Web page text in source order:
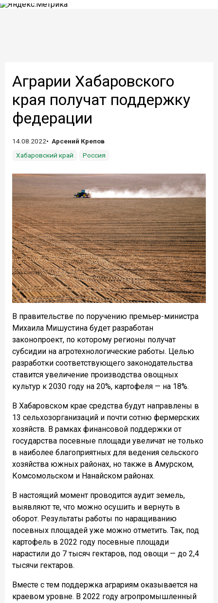
Аграрии Хабаровского
края получат поддержку
федерации
14.08.2022
Арсений Крепов
Хабаровский край
Россия
В правительстве по поручению премьер-министра
Михаила Мишустина будет разработан
законопроект, по которому регионы получат
субсидии на агротехнологические работы. Целью
разработки соответствующего законодательства
ставится увеличение производства овощных
культур к 2030 году на 20%, картофеля — на 18%.
В Хабаровском крае средства будут направлены в
13 сельхозорганизаций и почти сотню фермерских
хозяйств. В рамках финансовой поддержки от
государства посевные площади увеличат не только
в наиболее благоприятных для ведения сельского
хозяйства южных районах, но также в Амурском,
Комсомольском и Нанайском районах.
В настоящий момент проводится аудит земель,
выявляют те, что можно осушить и вернуть в
оборот. Результаты работы по наращиванию
посевных площадей уже можно отметить. Так, под
картофель в 2022 году посевные площади
нарастили до 7 тысяч гектаров, под овощи — до 2,4
тысячи гектаров.
Вместе с тем поддержка аграриям оказывается на
краевом уровне. В 2022 году агропромышленный